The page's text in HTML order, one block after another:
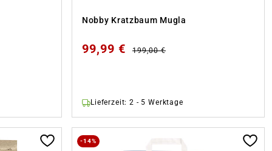
Nobby Kratzbaum Mugla
99,99 € 199,00 €
Lieferzeit: 2 - 5 Werktage
-14%